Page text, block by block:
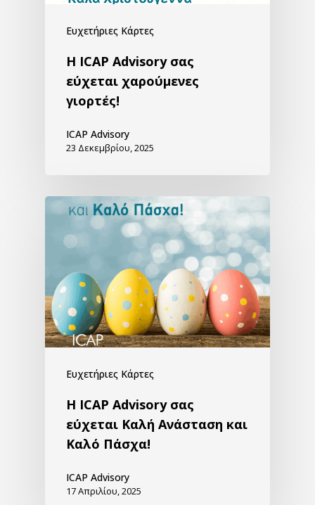
Ευχετήριες Κάρτες
H ICAP Advisory σας
εύχεται χαρούμενες
γιορτές!
ICAP Advisory
23 Δεκεμβρίου, 2025
Ευχετήριες Κάρτες
H ICAP Advisory σας
εύχεται Καλή Ανάσταση και
Καλό Πάσχα!
ICAP Advisory
17 Απριλίου, 2025